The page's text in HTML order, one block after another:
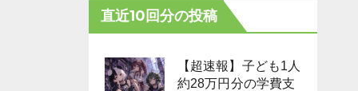
直近10回分の投稿
【超速報】子ども1人
約28万円分の学費支